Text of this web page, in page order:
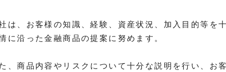
は、お客様の知識、経験、資産状況、加入目的等を
に沿った金融商品の提案に努めます。
、商品内容やリスクについて十分な説明を行い、お